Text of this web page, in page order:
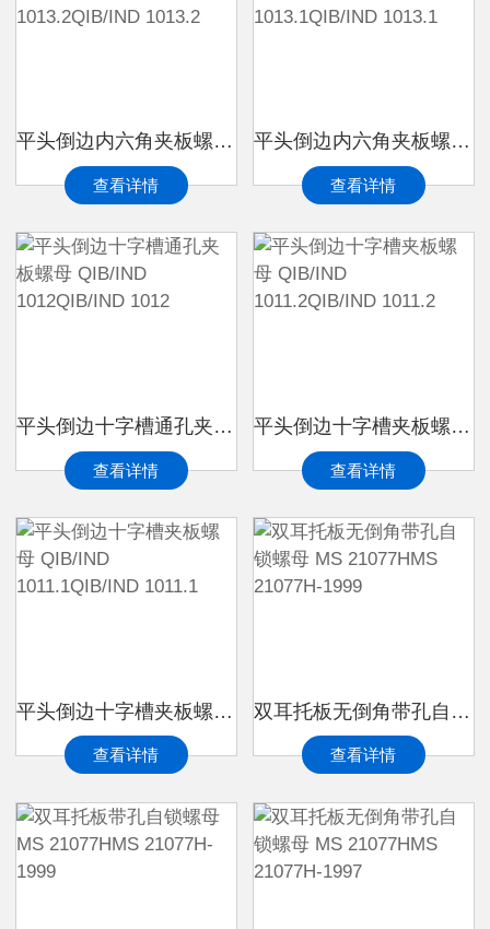
平头倒边内六角夹板螺母 QIB/IND 1013.2QIB/IND 1013.2
查看详情
平头倒边内六角夹板螺母 QIB/IND 1013.1QIB/IND 1013.1
查看详情
平头倒边十字槽通孔夹板螺母 QIB/IND 1012QIB/IND 1012
查看详情
平头倒边十字槽夹板螺母 QIB/IND 1011.2QIB/IND 1011.2
查看详情
平头倒边十字槽夹板螺母 QIB/IND 1011.1QIB/IND 1011.1
查看详情
双耳托板无倒角带孔自锁螺母 MS 21077HMS 21077H-1999
查看详情